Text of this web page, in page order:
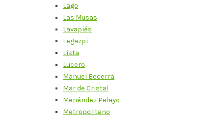
Lago
Las Musas
Lavapiés
Legazpi
Lista
Lucero
Manuel Becerra
Mar de Cristal
Menéndez Pelayo
Metropolitano